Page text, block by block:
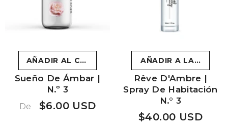
AÑADIR AL CARRITO
Sueño De Ámbar |
N.º 3
De $6.00 USD
AÑADIR A LA CESTA
Rêve D'Ambre |
Spray De Habitación
N.° 3
$40.00 USD